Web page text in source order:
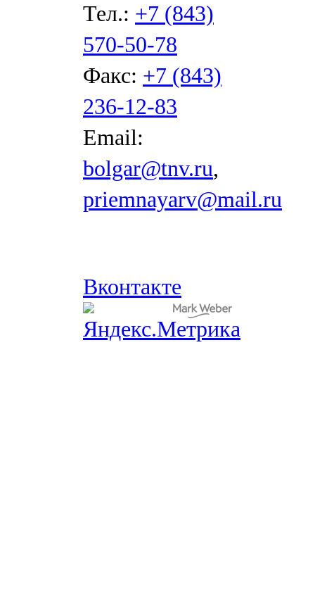
Тел.: +7 (843)
570-50-78
Факс: +7 (843)
236-12-83
Email:
bolgar@tnv.ru,
priemnayarv@mail.ru
Вконтакте